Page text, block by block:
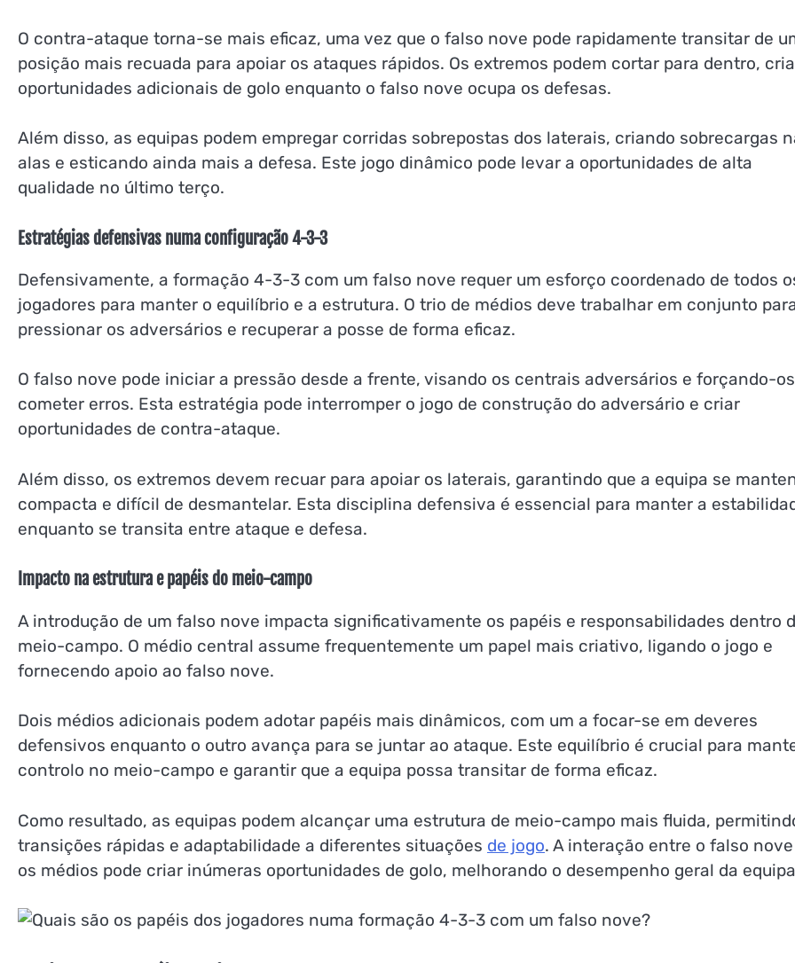
O contra-ataque torna-se mais eficaz, uma vez que o falso nove pode rapidamente transitar de
posição mais recuada para apoiar os ataques rápidos. Os extremos podem cortar para dentro,
oportunidades adicionais de golo enquanto o falso nove ocupa os defesas.
Além disso, as equipas podem empregar corridas sobrepostas dos laterais, criando sobrecargas
alas e esticando ainda mais a defesa. Este jogo dinâmico pode levar a oportunidades de alta
qualidade no último terço.
Estratégias defensivas numa configuração 4-3-3
Defensivamente, a formação 4-3-3 com um falso nove requer um esforço coordenado de todos
jogadores para manter o equilíbrio e a estrutura. O trio de médios deve trabalhar em conjunto
pressionar os adversários e recuperar a posse de forma eficaz.
O falso nove pode iniciar a pressão desde a frente, visando os centrais adversários e forçando-
cometer erros. Esta estratégia pode interromper o jogo de construção do adversário e criar
oportunidades de contra-ataque.
Além disso, os extremos devem recuar para apoiar os laterais, garantindo que a equipa se
compacta e difícil de desmantelar. Esta disciplina defensiva é essencial para manter a
enquanto se transita entre ataque e defesa.
Impacto na estrutura e papéis do meio-campo
A introdução de um falso nove impacta significativamente os papéis e responsabilidades dentro
meio-campo. O médio central assume frequentemente um papel mais criativo, ligando o jogo e
fornecendo apoio ao falso nove.
Dois médios adicionais podem adotar papéis mais dinâmicos, com um a focar-se em deveres
defensivos enquanto o outro avança para se juntar ao ataque. Este equilíbrio é crucial para
controlo no meio-campo e garantir que a equipa possa transitar de forma eficaz.
Como resultado, as equipas podem alcançar uma estrutura de meio-campo mais fluida,
transições rápidas e adaptabilidade a diferentes situações de jogo. A interação entre o falso
os médios pode criar inúmeras oportunidades de golo, melhorando o desempenho geral da